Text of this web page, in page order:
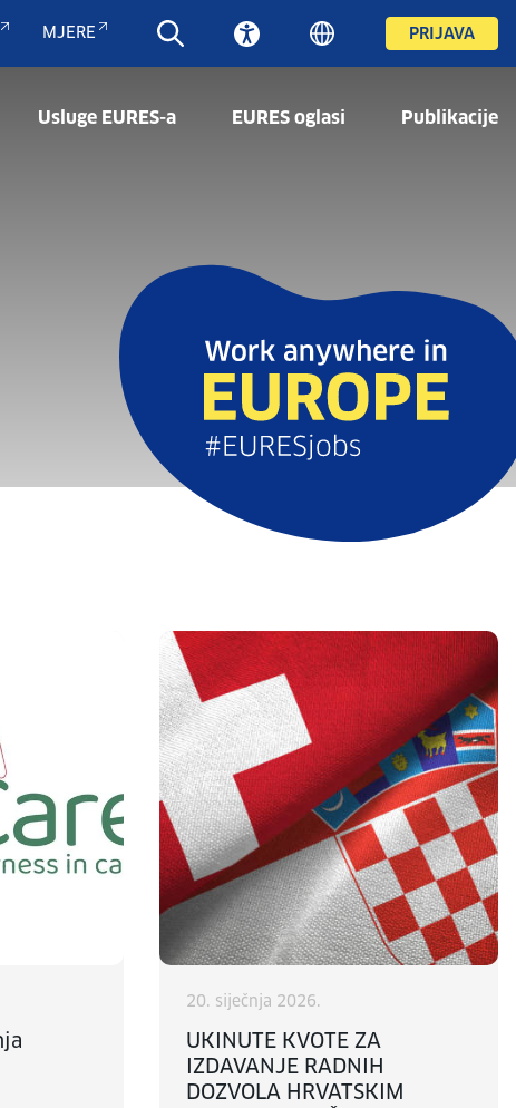
MJERE PRIJAVA
Usluge EURES-a EURES oglasi Publikacije
20. siječnja 2026.
UKINUTE KVOTE ZA
IZDAVANJE RADNIH
DOZVOLA HRVATSKIM